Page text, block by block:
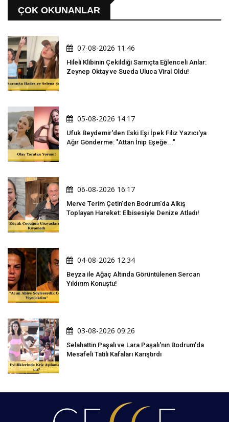
ÇOK OKUNANLAR
07-08-2026 11:46
Hileli Klibinin Çekildiği Sarnıçta Eğlenceli Anlar:
Zeynep Oktay ve Sueda Uluca Viral Oldu!
05-08-2026 14:17
Ufuk Beydemir'den Eski Eşi İpek Filiz Yazıcı'ya
Ağır Gönderme: "Attan İnip Eşeğe..."
06-08-2026 16:17
Merve Terim Çetin'den Bodrum'da Alkış
Toplayan Hareket: Elbisesiyle Denize Atladı!
04-08-2026 12:34
Beyza ile Ağaç Altında Görüntülenen Sercan
Yıldırım Konuştu!
03-08-2026 09:26
Selahattin Paşalı ve Lara Paşalı'nın Bodrum'da
Mesafeli Tatili Kafaları Karıştırdı